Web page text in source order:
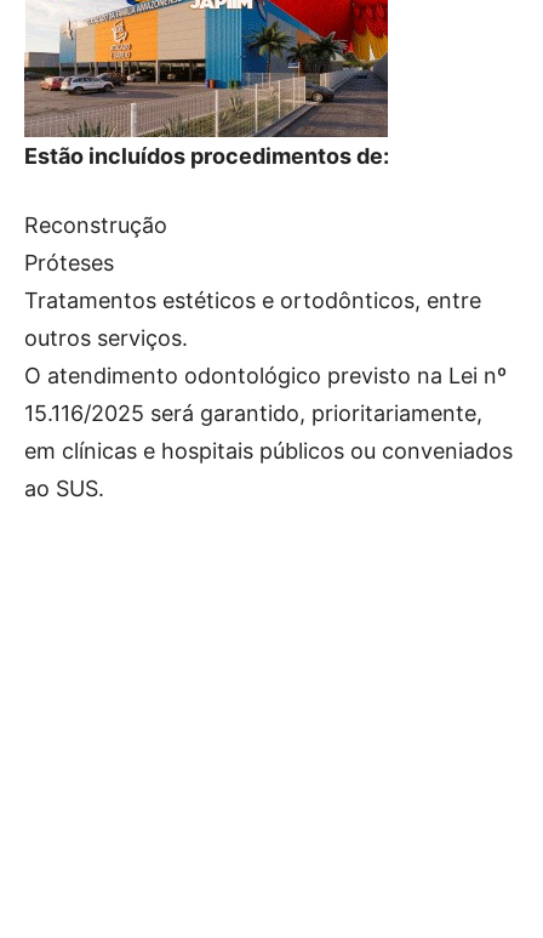
Estão incluídos procedimentos de:
Reconstrução
Próteses
Tratamentos estéticos e ortodônticos, entre
outros serviços.
O atendimento odontológico previsto na Lei nº
15.116/2025 será garantido, prioritariamente,
em clínicas e hospitais públicos ou conveniados
ao SUS.